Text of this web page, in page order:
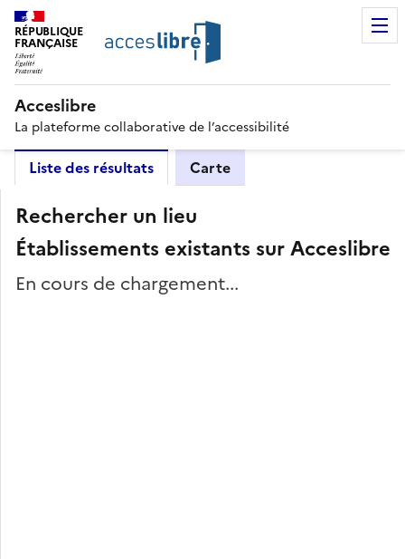
RÉPUBLIQUE
FRANÇAISE
Acceslibre
La plateforme collaborative de l’accessibilité
Liste des résultats Carte
Rechercher un lieu
Établissements existants sur Acceslibre
En cours de chargement...